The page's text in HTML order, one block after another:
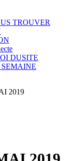
TROUVER
DUSITE
2019